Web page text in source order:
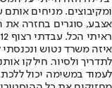
ומקיבוצים. מניחים
אצבע, סוגרים בחזרה את
איזה משרד נטוש
לתדריך ולסיור. חילקו
לעמוד במשימה יכול